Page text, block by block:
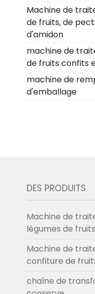
Machine de
de fruits, de
d'amidon
machine de
de fruits confits
machine de
d'emballage
DES PRODUITS
Machine de
légumes de fruits
Machine de
confiture de
chaîne de